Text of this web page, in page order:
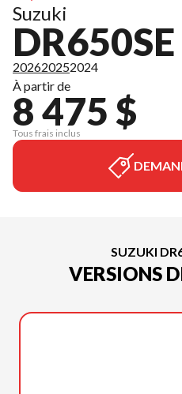
Suzuki
202620252024
À partir de
8 475 $
Tous frais inclus
SUZUKI
VERSIONS